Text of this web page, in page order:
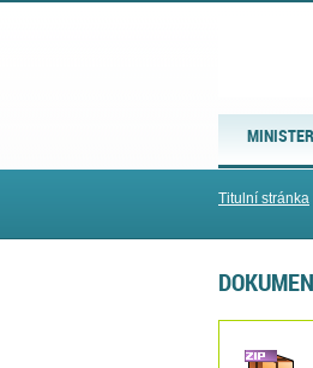
Titulní stránka